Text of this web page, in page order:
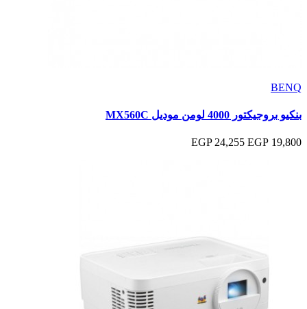
BENQ
بنكيو بروجيكتور 4000 لومن موديل MX560C
19,800 EGP
24,255 EGP